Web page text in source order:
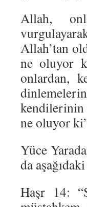
Allah,
Allah’tan
ne oluyor
onlardan,
kendilerinin
ne oluyor
Yüce
da
Haşr 14: